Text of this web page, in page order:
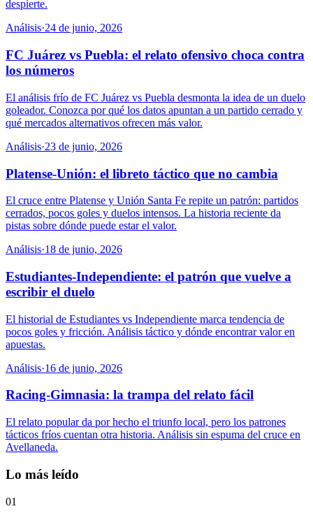
despierte.
Análisis·24 de junio, 2026
FC Juárez vs Puebla: el relato ofensivo choca contra
los números
El análisis frío de FC Juárez vs Puebla desmonta la idea de un duelo
goleador. Conozca por qué los datos apuntan a un partido cerrado y
qué mercados alternativos ofrecen más valor.
Análisis·23 de junio, 2026
Platense-Unión: el libreto táctico que no cambia
El cruce entre Platense y Unión Santa Fe repite un patrón: partidos
cerrados, pocos goles y duelos intensos. La historia reciente da
pistas sobre dónde puede estar el valor.
Análisis·18 de junio, 2026
Estudiantes-Independiente: el patrón que vuelve a
escribir el duelo
El historial de Estudiantes vs Independiente marca tendencia de
pocos goles y fricción. Análisis táctico y dónde encontrar valor en
apuestas.
Análisis·16 de junio, 2026
Racing-Gimnasia: la trampa del relato fácil
El relato popular da por hecho el triunfo local, pero los patrones
tácticos fríos cuentan otra historia. Análisis sin espuma del cruce en
Avellaneda.
Lo más leído
01